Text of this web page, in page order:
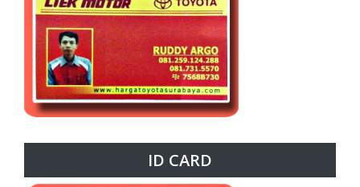
ID CARD